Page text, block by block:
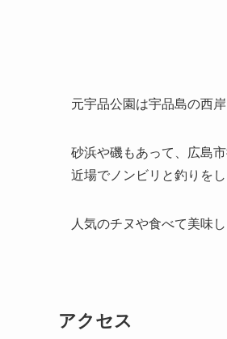
元宇品公園は宇品島の西
砂浜や磯もあって、広島
近場でノンビリと釣りを
人気のチヌや食べて美味
アクセス